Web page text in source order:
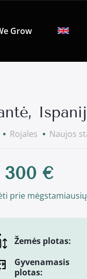
Grow EN
Rojales Naujos
300 €
prie mėgstamiausių
Žemės plotas:
Gyvenamasis
plotas: